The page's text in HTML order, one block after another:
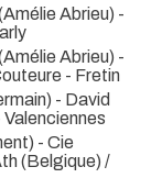
Abrieu) -
Abrieu) -
- Fretin
- David
- Cie
(Belgique) /